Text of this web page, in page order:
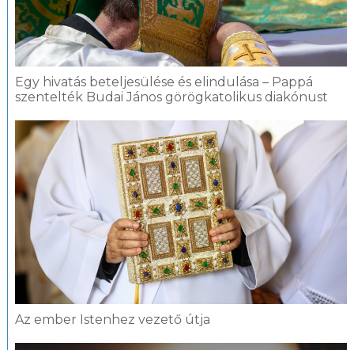
Egy hivatás beteljesülése és elindulása – Pappá
szentelték Budai János görögkatolikus diakónust
Az ember Istenhez vezető útja